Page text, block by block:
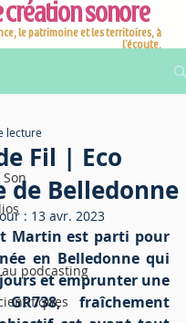
création sonore
le patrimoine et les territoires, à
l'écoute.
podcasting
Fil | Eco
de Belledonne
lecture
: 13 avr. 2023
Martin est parti pour
en Belledonne qui
et emprunter une
fraîchement